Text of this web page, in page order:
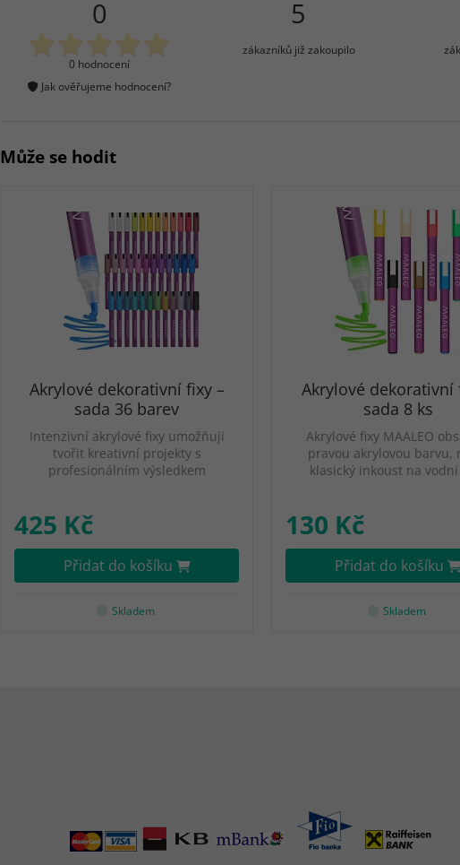
0
0 hodnocení
Jak ověřujeme hodnocení?
5
zákazníků již zakoupilo
Může se hodit
Akrylové dekorativní fixy –
sada 36 barev
Intenzivní akrylové fixy umožňují
tvořit kreativní projekty s
profesionálním výsledkem
425 Kč
Přidat do košíku
Skladem
Akrylové dekorativní
sada 8 ks
Akrylové fixy MAALEO
pravou akrylovou barvu,
klasický inkoust na
130 Kč
Přidat do košíku
Skladem